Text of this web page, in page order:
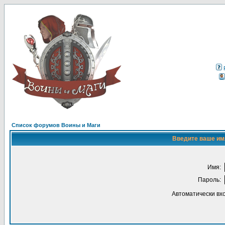
Список форумов Воины и Маги
Введите ваше
Имя:
Пароль:
Автоматически